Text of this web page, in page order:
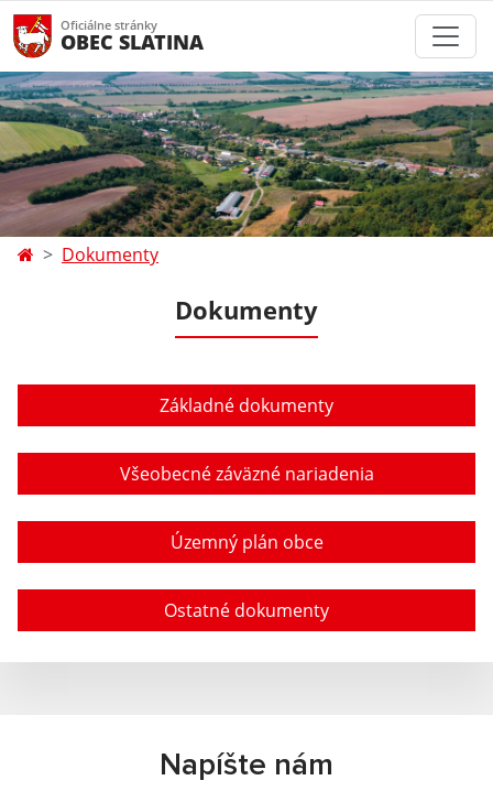
Oficiálne stránky
OBEC SLATINA
Dokumenty
Dokumenty
Základné dokumenty
Všeobecné záväzné nariadenia
Územný plán obce
Ostatné dokumenty
Napíšte nám